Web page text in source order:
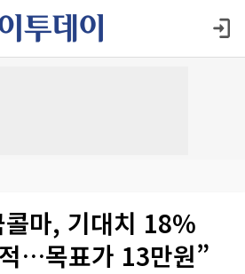
마, 기대치 18%
…목표가 13만원”